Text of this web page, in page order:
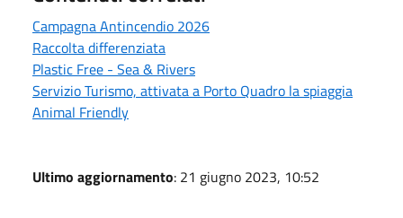
Campagna Antincendio 2026
Raccolta differenziata
Plastic Free - Sea & Rivers
Servizio Turismo, attivata a Porto Quadro la spiaggia
Animal Friendly
Ultimo aggiornamento: 21 giugno 2023, 10:52